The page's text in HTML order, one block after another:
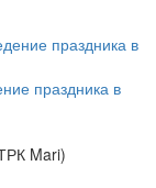
праздника в
Mari)